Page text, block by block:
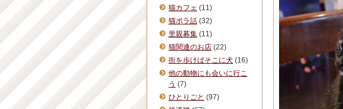
猫カフェ (11)
猫ボラ話 (32)
里親募集 (11)
猫関連のお店 (22)
街を歩けばそこに犬 (16)
他の動物にも会いに行こ
う (7)
ひとりごと (97)